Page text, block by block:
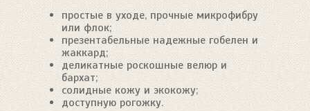
простые в уходе, прочные микрофибру
или флок;
презентабельные надежные гобелен и
жаккард;
деликатные роскошные велюр и
бархат;
солидные кожу и экокожу;
доступную рогожку.